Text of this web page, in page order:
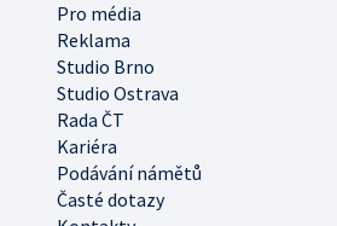
Pro média
Reklama
Studio Brno
Studio Ostrava
Rada ČT
Kariéra
Podávání námětů
Časté dotazy